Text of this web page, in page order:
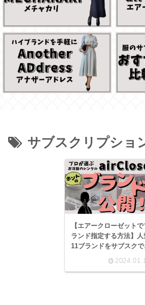
サブスクリプショ
【エアークローゼット
ランド指定する方法】人
11ブランドをサブスクで